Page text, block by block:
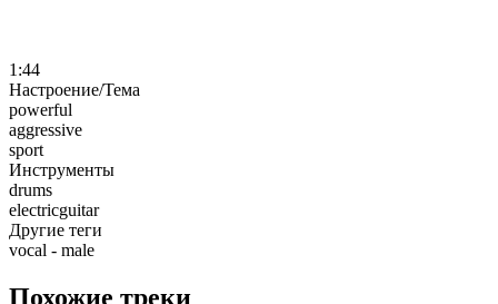
1:44
Настроение/Тема
powerful
aggressive
sport
Инструменты
drums
electricguitar
Другие теги
vocal - male
Похожие треки